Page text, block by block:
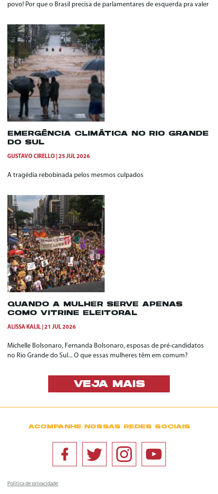
povo! Por que o Brasil precisa de parlamentares de esquerda pra valer
EMERGÊNCIA CLIMÁTICA NO RIO GRANDE
DO SUL
GUSTAVO CIRELLO 25 JUL 2026
A tragédia rebobinada pelos mesmos culpados
QUANDO A MULHER SERVE APENAS
COMO VITRINE ELEITORAL
ALISSA KALIL 21 JUL 2026
Michelle Bolsonaro, Fernanda Bolsonaro, esposas de pré-candidatos
no Rio Grande do Sul... O que essas mulheres têm em comum?
VEJA MAIS
ACOMPANHE NOSSAS REDES SOCIAIS
Política de privacidade